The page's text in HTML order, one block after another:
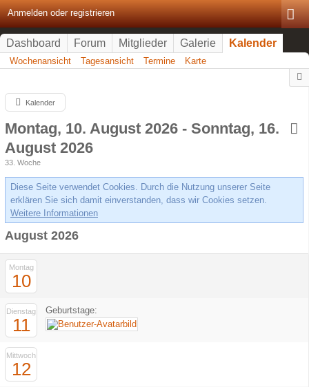
Anmelden oder registrieren
Dashboard Forum Mitglieder Galerie Kalender
Wochenansicht Tagesansicht Termine Karte
Kalender
Montag, 10. August 2026 - Sonntag, 16.
August 2026
33. Woche
Diese Seite verwendet Cookies. Durch die Nutzung unserer Seite
erklären Sie sich damit einverstanden, dass wir Cookies setzen.
Weitere Informationen
August 2026
Montag
10
Dienstag
11
Geburtstage:
Mittwoch
12